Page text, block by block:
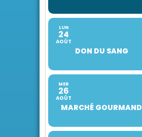
LUN
24
AOÛT
DON DU SANG
MER
26
AOÛT
MARCHÉ GOURMAND